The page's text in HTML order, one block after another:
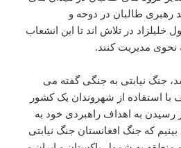
رهبری طالبان در دوحه و
خلیلزاد در تلاش اند تا این انشعاب
نحوی مدیریت کنند.
جنگ نیابتی به جنگی گفته می
استفاده از شهروندان یک کشور
رسیدن به اهداف راهبردی خود به
که جنگ افغانستان جنگ نیابتی